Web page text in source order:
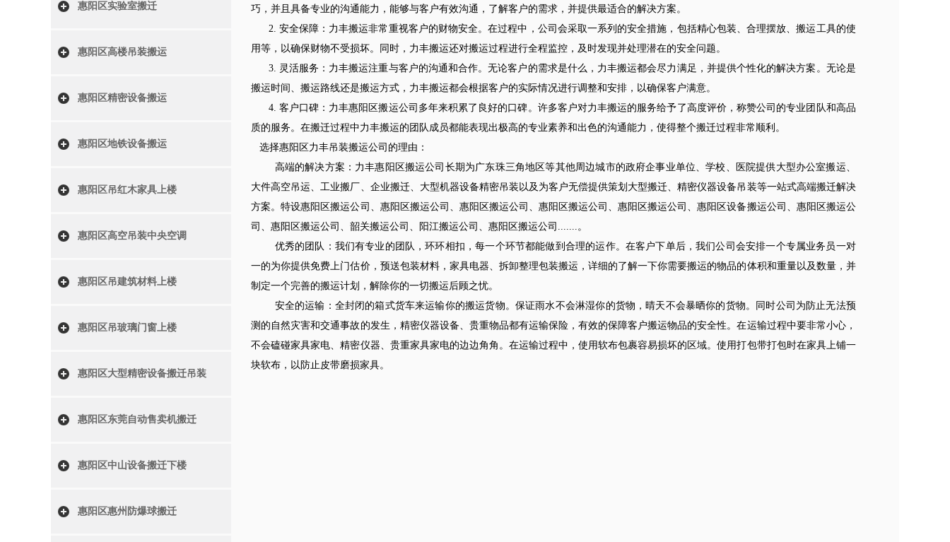
惠阳区实验室搬迁
惠阳区高楼吊装搬运
惠阳区精密设备搬运
惠阳区地铁设备搬运
惠阳区吊红木家具上楼
惠阳区高空吊装中央空调
惠阳区吊建筑材料上楼
惠阳区吊玻璃门窗上楼
惠阳区大型精密设备搬迁吊装
惠阳区东莞自动售卖机搬迁
惠阳区中山设备搬迁下楼
惠阳区惠州防爆球搬迁
巧，并且具备专业的沟通能力，能够与客户有效沟通，了解客户的需求，并提供最适合的解决方案。
2. 安全保障：力丰搬运非常重视客户的财物安全。在过程中，公司会采取一系列的安全措施，包括精心包装、合理摆放、搬运工具的使
用等，以确保财物不受损坏。同时，力丰搬运还对搬运过程进行全程监控，及时发现并处理潜在的安全问题。
3. 灵活服务：力丰搬运注重与客户的沟通和合作。无论客户的需求是什么，力丰搬运都会尽力满足，并提供个性化的解决方案。无论是
搬运时间、搬运路线还是搬运方式，力丰搬运都会根据客户的实际情况进行调整和安排，以确保客户满意。
4. 客户口碑：力丰惠阳区搬运公司多年来积累了良好的口碑。许多客户对力丰搬运的服务给予了高度评价，称赞公司的专业团队和高品
质的服务。在搬迁过程中力丰搬运的团队成员都能表现出极高的专业素养和出色的沟通能力，使得整个搬迁过程非常顺利。
选择惠阳区力丰吊装搬运公司的理由：
高端的解决方案：力丰惠阳区搬运公司长期为广东珠三角地区等其他周边城市的政府企事业单位、学校、医院提供大型办公室搬运、
大件高空吊运、工业搬厂、企业搬迁、大型机器设备精密吊装以及为客户无偿提供策划大型搬迁、精密仪器设备吊装等一站式高端搬迁解决
方案。特设惠阳区搬运公司、惠阳区搬运公司、惠阳区搬运公司、惠阳区搬运公司、惠阳区搬运公司、惠阳区设备搬运公司、惠阳区搬运公
司、惠阳区搬运公司、韶关搬运公司、阳江搬运公司、惠阳区搬运公司.......。
优秀的团队：我们有专业的团队，环环相扣，每一个环节都能做到合理的运作。在客户下单后，我们公司会安排一个专属业务员一对
一的为你提供免费上门估价，预送包装材料，家具电器、拆卸整理包装搬运，详细的了解一下你需要搬运的物品的体积和重量以及数量，并
制定一个完善的搬运计划，解除你的一切搬运后顾之忧。
安全的运输：全封闭的箱式货车来运输你的搬运货物。保证雨水不会淋湿你的货物，晴天不会暴晒你的货物。同时公司为防止无法预
测的自然灾害和交通事故的发生，精密仪器设备、贵重物品都有运输保险，有效的保障客户搬运物品的安全性。在运输过程中要非常小心，
不会磕碰家具家电、精密仪器、贵重家具家电的边边角角。在运输过程中，使用软布包裹容易损坏的区域。使用打包带打包时在家具上铺一
块软布，以防止皮带磨损家具。